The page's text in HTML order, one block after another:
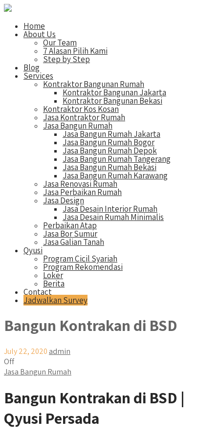
Home
About Us
Our Team
7 Alasan Pilih Kami
Step by Step
Blog
Services
Kontraktor Bangunan Rumah
Kontraktor Bangunan Jakarta
Kontraktor Bangunan Bekasi
Kontraktor Kos Kosan
Jasa Kontraktor Rumah
Jasa Bangun Rumah
Jasa Bangun Rumah Jakarta
Jasa Bangun Rumah Bogor
Jasa Bangun Rumah Depok
Jasa Bangun Rumah Tangerang
Jasa Bangun Rumah Bekasi
Jasa Bangun Rumah Karawang
Jasa Renovasi Rumah
Jasa Perbaikan Rumah
Jasa Design
Jasa Desain Interior Rumah
Jasa Desain Rumah Minimalis
Perbaikan Atap
Jasa Bor Sumur
Jasa Galian Tanah
Qyusi
Program Cicil Syariah
Program Rekomendasi
Loker
Berita
Contact
Jadwalkan Survey
Bangun Kontrakan di BSD
July 22, 2020 admin
Off
Jasa Bangun Rumah
Bangun Kontrakan di BSD |
Qyusi Persada